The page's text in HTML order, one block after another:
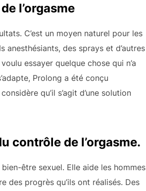
l’orgasme
C’est un moyen naturel pour les
anesthésiants, des sprays et d’autres
essayer quelque chose qui n’a
Prolong a été conçu
qu’il s’agit d’une solution
contrôle de l’orgasme.
être sexuel. Elle aide les hommes
des progrès qu’ils ont réalisés. Des